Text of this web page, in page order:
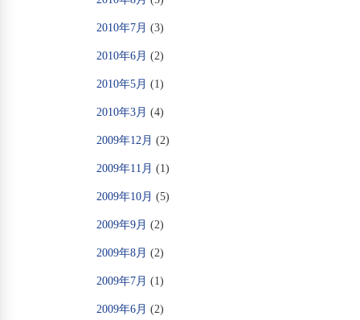
2010年7月 (3)
2010年6月 (2)
2010年5月 (1)
2010年3月 (4)
2009年12月 (2)
2009年11月 (1)
2009年10月 (5)
2009年9月 (2)
2009年8月 (2)
2009年7月 (1)
2009年6月 (2)